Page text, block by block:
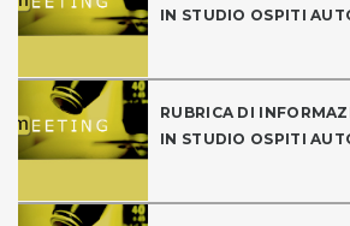
IN STUDIO OSPITI
RUBRICA DI
IN STUDIO OSPITI